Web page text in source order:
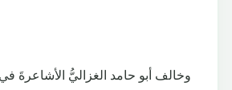
وخالف أبو حامد الغزاليُّ الأشاعرةَ